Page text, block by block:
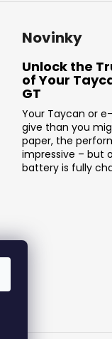
Novinky
Unlock the
of Your
GT
Your Taycan or
give than you
paper, the
impressive – but
battery is fully